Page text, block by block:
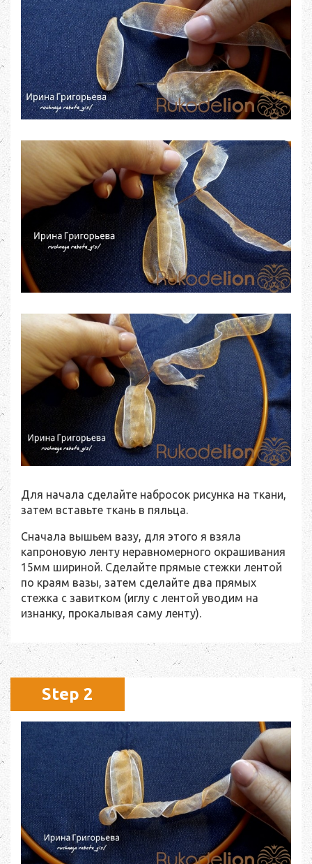
Для начала сделайте набросок рисунка на ткани,
затем вставьте ткань в пяльца.
Сначала вышьем вазу, для этого я взяла
капроновую ленту неравномерного окрашивания
15мм шириной. Сделайте прямые стежки лентой
по краям вазы, затем сделайте два прямых
стежка с завитком (иглу с лентой уводим на
изнанку, прокалывая саму ленту).
Step 2